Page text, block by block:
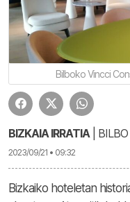
Bilboko Vincci
BIZKAIA IRRATIA | BILBO
2023/09/21 • 09:32
Bizkaiko hoteletan